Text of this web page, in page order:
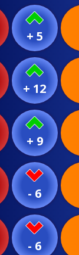
+ 5
+ 12
+ 9
- 6
- 6